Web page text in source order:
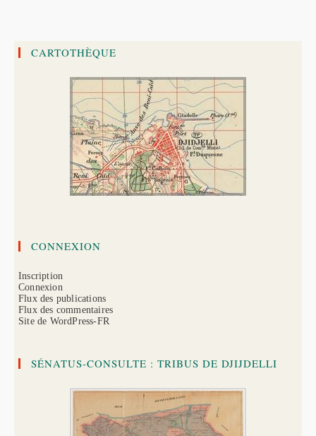
CARTOTHÈQUE
CONNEXION
Inscription
Connexion
Flux des publications
Flux des commentaires
Site de WordPress-FR
SÉNATUS-CONSULTE : TRIBUS DE DJIJDELLI